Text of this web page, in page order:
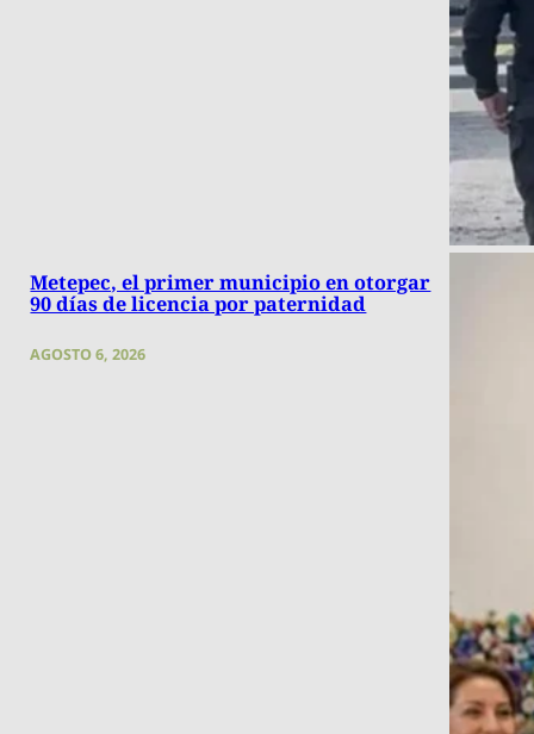
Metepec, el primer municipio en otorgar
90 días de licencia por paternidad
AGOSTO 6, 2026